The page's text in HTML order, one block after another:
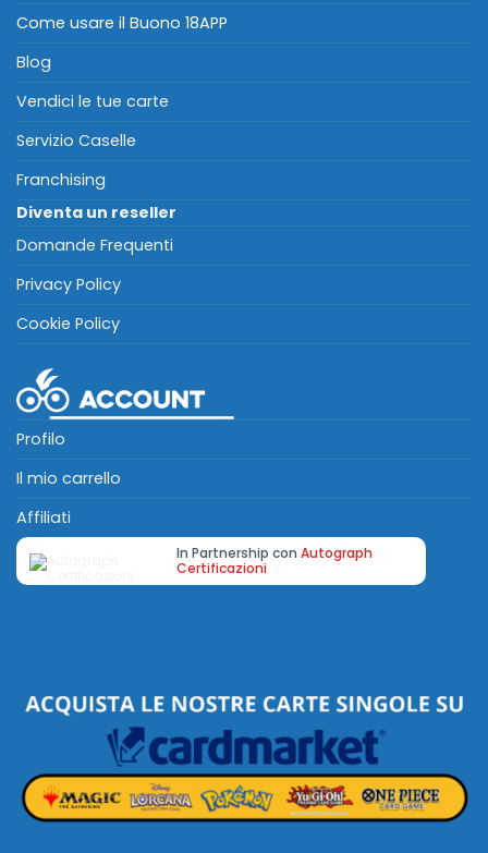
Come usare il Buono 18APP
Blog
Vendici le tue carte
Servizio Caselle
Franchising
Diventa un reseller
Domande Frequenti
Privacy Policy
Cookie Policy
Profilo
Il mio carrello
Affiliati
In Partnership con Autograph
Certificazioni